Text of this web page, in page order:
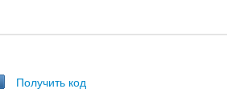
Получить код